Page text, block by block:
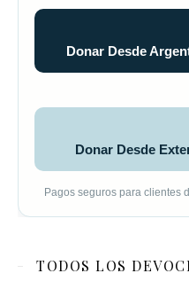
Donar Desde
Donar Desde
Pagos seguros para clientes
TODOS LOS